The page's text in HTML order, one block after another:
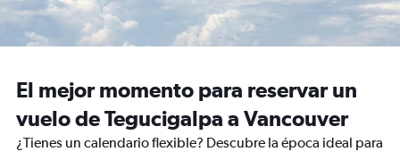
El mejor momento para reservar un
vuelo de Tegucigalpa a Vancouver
¿Tienes un calendario flexible? Descubre la época ideal para